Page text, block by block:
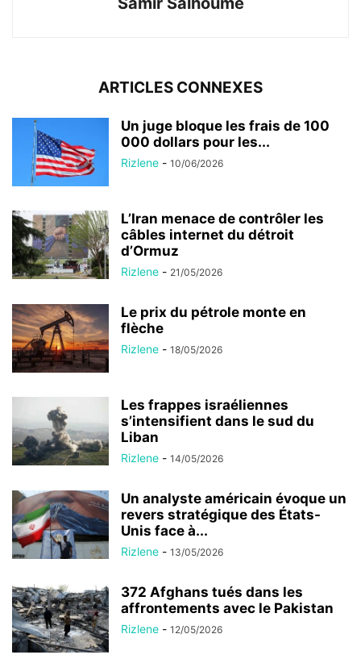
ARTICLES CONNEXES
Un juge bloque les frais de 100
000 dollars pour les...
Rizlene - 10/06/2026
L’Iran menace de contrôler les
câbles internet du détroit
d’Ormuz
Rizlene - 21/05/2026
Le prix du pétrole monte en
flèche
Rizlene - 18/05/2026
Les frappes israéliennes
s’intensifient dans le sud du
Liban
Rizlene - 14/05/2026
Un analyste américain évoque un
revers stratégique des États-
Unis face à...
Rizlene - 13/05/2026
372 Afghans tués dans les
affrontements avec le Pakistan
Rizlene - 12/05/2026